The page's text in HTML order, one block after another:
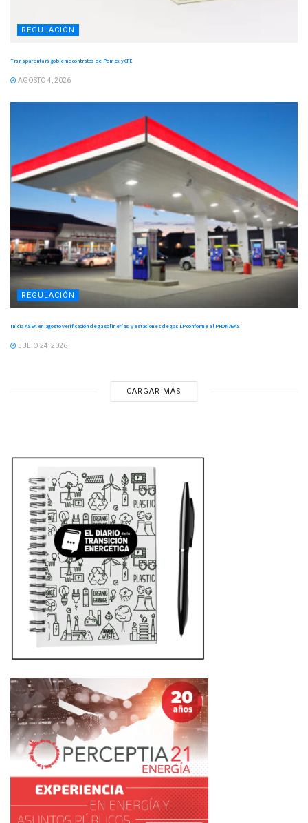
REGULACIÓN
Transparentará gobierno contratos de Pemex y CFE
AGOSTO 4, 2026
REGULACIÓN
Inicia ASEA en agosto verificación de gasolinerías y estaciones de gas LP conforme al PRONAGAS
JULIO 24, 2026
CARGAR MÁS